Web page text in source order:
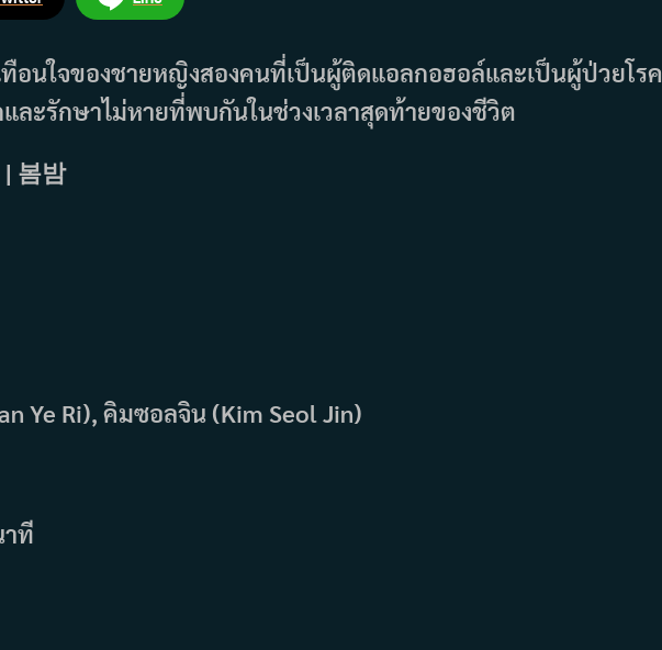
อนใจของชายหญิงสองคนที่เป็นผู้ติดแอลกอฮอล์และเป็นผู้ป่วยโรค
ละรักษาไม่หายที่พบกันในช่วงเวลาสุดท้ายของชีวิต
| 봄밤
Ye Ri), คิมซอลจิน (Kim Seol Jin)
าที